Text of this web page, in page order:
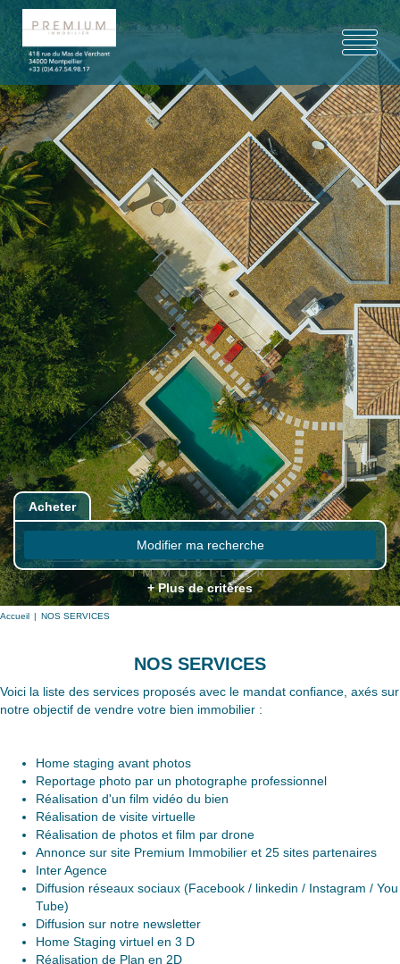
Acheter
Modifier ma recherche
+ Plus de critères
Accueil NOS SERVICES
NOS SERVICES
Voici la liste des services proposés avec le mandat confiance, axés sur
notre objectif de vendre votre bien immobilier :
Home staging avant photos
Reportage photo par un photographe professionnel
Réalisation d'un film vidéo du bien
Réalisation de visite virtuelle
Réalisation de photos et film par drone
Annonce sur site Premium Immobilier et 25 sites partenaires
Inter Agence
Diffusion réseaux sociaux (Facebook / linkedin / Instagram / You
Tube)
Diffusion sur notre newsletter
Home Staging virtuel en 3 D
Réalisation de Plan en 2D